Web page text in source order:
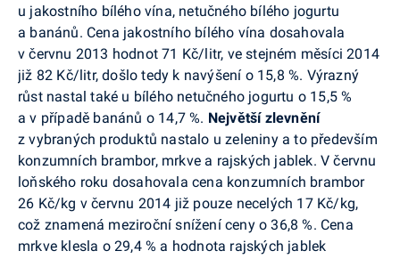
u jakostního bílého vína, netučného bílého jogurtu
a banánů. Cena jakostního bílého vína dosahovala
v červnu 2013 hodnot 71 Kč/litr, ve stejném měsíci 2014
již 82 Kč/litr, došlo tedy k navýšení o 15,8 %. Výrazný
růst nastal také u bílého netučného jogurtu o 15,5 %
a v případě banánů o 14,7 %. Největší zlevnění
z vybraných produktů nastalo u zeleniny a to především
konzumních brambor, mrkve a rajských jablek. V červnu
loňského roku dosahovala cena konzumních brambor
26 Kč/kg v červnu 2014 již pouze necelých 17 Kč/kg,
což znamená meziroční snížení ceny o 36,8 %. Cena
mrkve klesla o 29,4 % a hodnota rajských jablek